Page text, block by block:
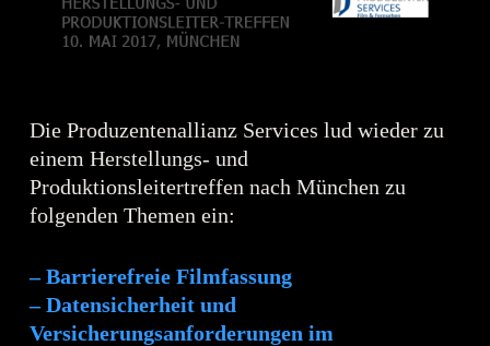
Die Produzentenallianz Services lud wieder zu
einem Herstellungs- und
Produktionsleitertreffen nach München zu
folgenden Themen ein:
– Barrierefreie Filmfassung
– Datensicherheit und
Versicherungsanforderungen im